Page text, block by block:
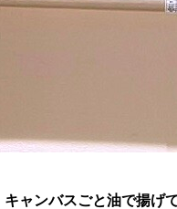
ャンバスごと油で揚げ